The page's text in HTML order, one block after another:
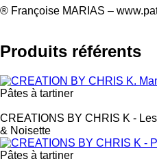
® Françoise MARIAS –
Produits référents
Pâtes à tartiner
CREATIONS BY CHRIS K -
& Noisette
Pâtes à tartiner